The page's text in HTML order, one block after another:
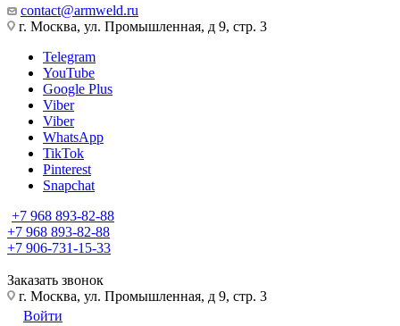
contact@armweld.ru
г. Москва, ул. Промышленная, д 9, стр. 3
Telegram
YouTube
Google Plus
Viber
Viber
WhatsApp
TikTok
Pinterest
Snapchat
+7 968 893-82-88
+7 968 893-82-88
+7 906-731-15-33
Заказать звонок
г. Москва, ул. Промышленная, д 9, стр. 3
Войти